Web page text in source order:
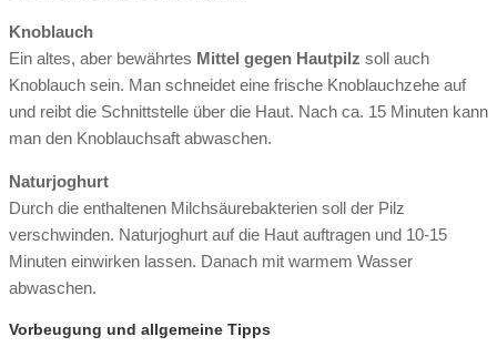
Knoblauch
Ein altes, aber bewährtes Mittel gegen Hautpilz soll auch
Knoblauch sein. Man schneidet eine frische Knoblauchzehe auf
und reibt die Schnittstelle über die Haut. Nach ca. 15 Minuten kann
man den Knoblauchsaft abwaschen.
Naturjoghurt
Durch die enthaltenen Milchsäurebakterien soll der Pilz
verschwinden. Naturjoghurt auf die Haut auftragen und 10-15
Minuten einwirken lassen. Danach mit warmem Wasser
abwaschen.
Vorbeugung und allgemeine Tipps